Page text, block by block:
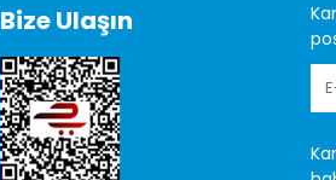
Bize Ulaşın